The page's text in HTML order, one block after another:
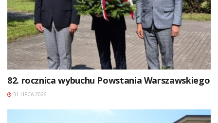
82. rocznica wybuchu Powstania Warszawskiego
31 LIPCA 2026